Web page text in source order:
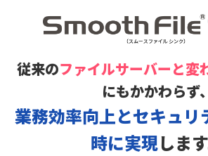
従来のファイルサーバーと変
にもかかわらず、
業務効率向上とセキュリ
時に実現します